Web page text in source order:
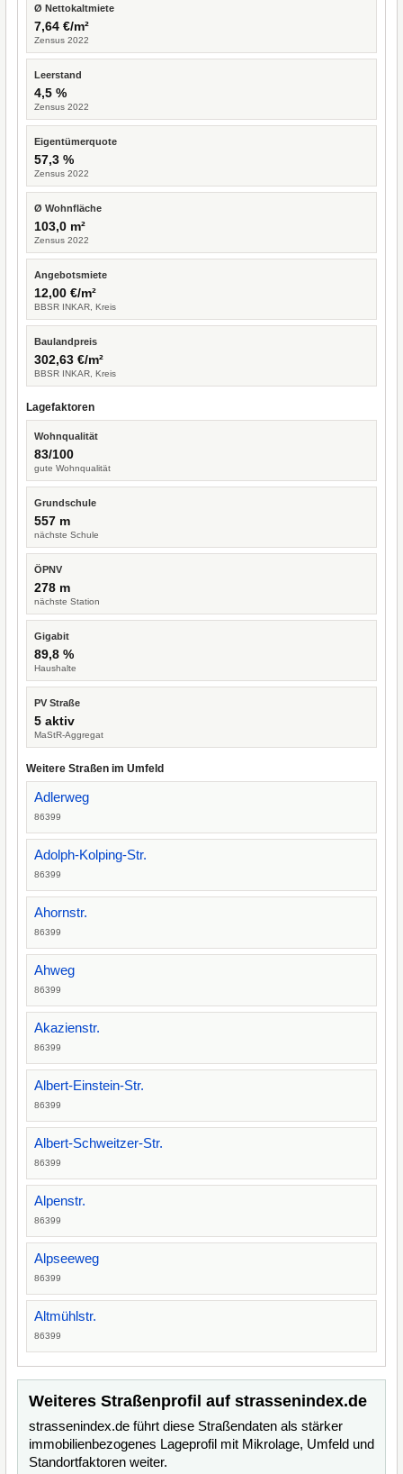
Ø Nettokaltmiete
7,64 €/m²
Zensus 2022
Leerstand
4,5 %
Zensus 2022
Eigentümerquote
57,3 %
Zensus 2022
Ø Wohnfläche
103,0 m²
Zensus 2022
Angebotsmiete
12,00 €/m²
BBSR INKAR, Kreis
Baulandpreis
302,63 €/m²
BBSR INKAR, Kreis
Lagefaktoren
Wohnqualität
83/100
gute Wohnqualität
Grundschule
557 m
nächste Schule
ÖPNV
278 m
nächste Station
Gigabit
89,8 %
Haushalte
PV Straße
5 aktiv
MaStR-Aggregat
Weitere Straßen im Umfeld
Adlerweg
86399
Adolph-Kolping-Str.
86399
Ahornstr.
86399
Ahweg
86399
Akazienstr.
86399
Albert-Einstein-Str.
86399
Albert-Schweitzer-Str.
86399
Alpenstr.
86399
Alpseeweg
86399
Altmühlstr.
86399
Weiteres Straßenprofil auf strassenindex.de
strassenindex.de führt diese Straßendaten als stärker
immobilienbezogenes Lageprofil mit Mikrolage, Umfeld und
Standortfaktoren weiter.